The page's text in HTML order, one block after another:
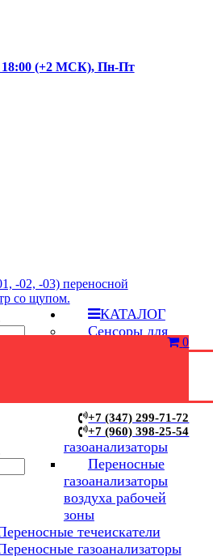
18:00 (+2 МСК), Пн-Пт
0
+7 (347) 299-71-72
+7 (960) 398-25-54
КАТАЛОГ
Сенсоры для
газоанализаторов
газоанализаторы
Переносные
газоанализаторы
воздуха рабочей
зоны
течеискатели
газоанализаторы